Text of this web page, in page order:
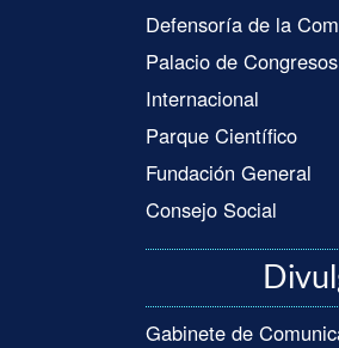
Defensoría de la
Palacio de Congresos
Internacional
Parque Científico
Fundación General
Consejo Social
Gabinete de